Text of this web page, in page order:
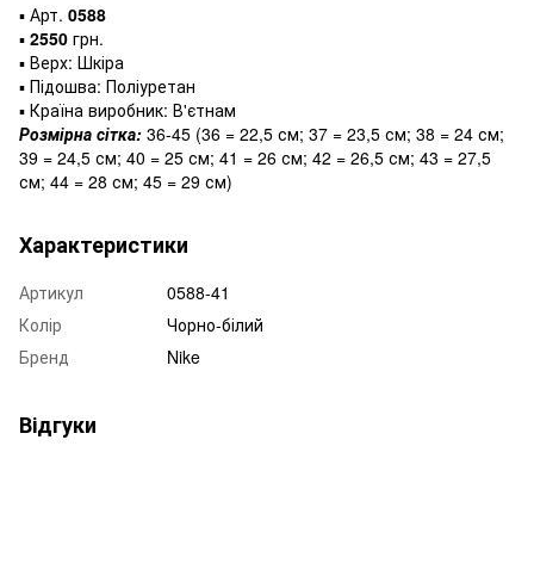
▪️ Арт. 0588
▪️ 2550 грн.
▪️ Верх: Шкіра
▪️ Підошва: Поліуретан
▪️ Країна виробник: В'єтнам
Розмірна сітка: 36-45 (36 = 22,5 см; 37 = 23,5 см; 38 = 24 см;
39 = 24,5 см; 40 = 25 см; 41 = 26 см; 42 = 26,5 см; 43 = 27,5
см; 44 = 28 см; 45 = 29 см)
Характеристики
Артикул
0588-41
Колір
Чорно-білий
Бренд
Nike
Відгуки